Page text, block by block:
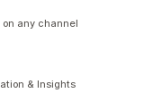
on any channel
& Insights